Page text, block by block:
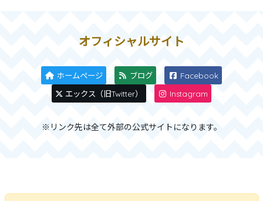
オフィシャルサイト
ホームページ ブログ
Facebook
エックス（旧Twitter）
Instagram
※リンク先は全て外部の公式サイトになります。